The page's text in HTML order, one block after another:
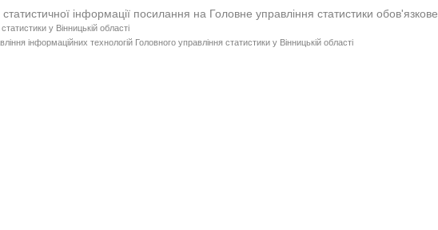
інформації посилання на Головне управління статистики обов'язкове
у Вінницькій області
інформаційних технологій Головного управління статистики у Вінницькій області